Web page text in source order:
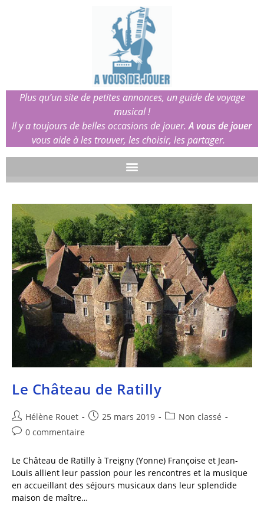
Plus qu’un site de petites annonces, un guide de voyage
musical !
Il y a toujours de belles occasions de jouer.A vous de jouer
vous aide à les trouver, les choisir, les partager.
Le Château de Ratilly
Hélène Rouet 25 mars 2019
Non classé
0 commentaire
Le Château de Ratilly à Treigny (Yonne) Françoise et Jean-
Louis allient leur passion pour les rencontres et la musique
en accueillant des séjours musicaux dans leur splendide
maison de maître…